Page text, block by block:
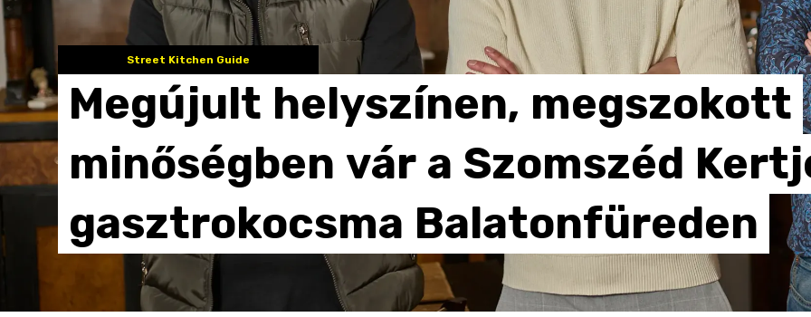
Street Kitchen Guide
Megújult helyszínen, megszokott
minőségben vár a Szomszéd
gasztrokocsma Balatonfüreden